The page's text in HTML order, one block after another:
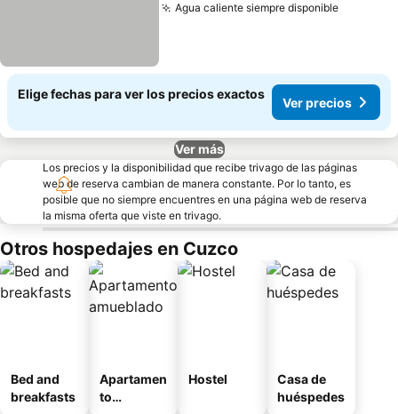
Agua caliente siempre disponibleVer
Elige fechas para ver los precios exactos
Ver precios
Ver más
Los precios y la disponibilidad que recibe trivago de las páginas
web de reserva cambian de manera constante. Por lo tanto, es
posible que no siempre encuentres en una página web de reserva
la misma oferta que viste en trivago.
Otros hospedajes en Cuzco
Bed and
breakfasts
Apartamen
to
Hostel
Casa de
huéspedes